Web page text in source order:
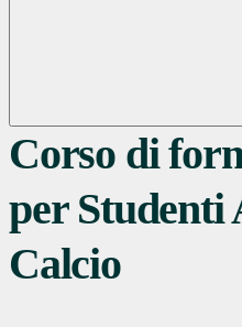
Corso di
per
Calcio